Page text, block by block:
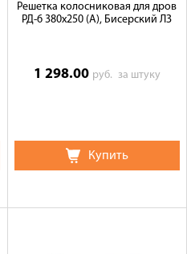
Решетка колосниковая для дров
РД-6 380х250 (А), Бисерский ЛЗ
1 298.00 руб. за штуку
Купить